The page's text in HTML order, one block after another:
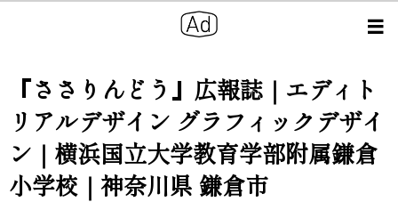
『ささりんどう』広報誌｜エディト
リアルデザイン グラフィックデザイ
ン｜横浜国立大学教育学部附属鎌倉
小学校｜神奈川県 鎌倉市